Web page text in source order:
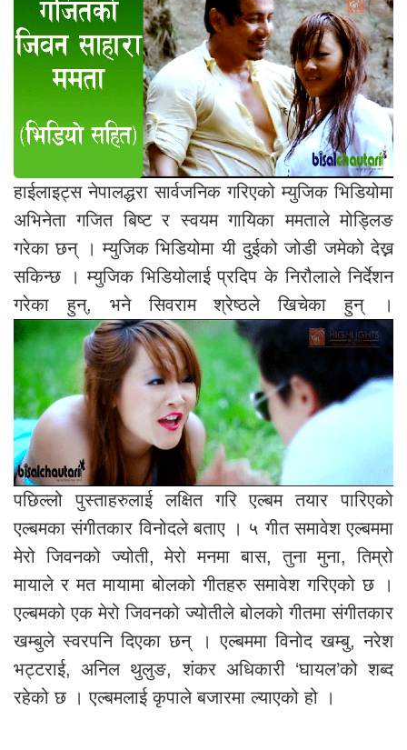
हाईलाइट्स नेपालद्धरा सार्वजनिक गरिएको म्युजिक भिडियोमा
अभिनेता गजित बिष्ट र स्वयम गायिका ममताले मोड्लिङ
गरेका छन् । म्युजिक भिडियोमा यी दुईको जोडी जमेको देख्न
सकिन्छ । म्युजिक भिडियोलाई प्रदिप के निरौलाले निर्देशन
गरेका हुन्, भने सिवराम श्रेष्ठले खिचेका हुन् ।
पछिल्लो पुस्ताहरुलाई लक्षित गरि एल्बम तयार पारिएको
एल्बमका संगीतकार विनोदले बताए । ५ गीत समावेश एल्बममा
मेरो जिवनको ज्योती, मेरो मनमा बास, तुना मुना, तिम्रो
मायाले र मत मायामा बोलको गीतहरु समावेश गरिएको छ ।
एल्बमको एक मेरो जिवनको ज्योतीले बोलको गीतमा संगीतकार
खम्बुले स्वरपनि दिएका छन् । एल्बममा विनोद खम्बु, नरेश
भट्टराई, अनिल थुलुङ, शंकर अधिकारी ‘घायल’को शब्द
रहेको छ । एल्बमलाई कृपाले बजारमा ल्याएको हो ।